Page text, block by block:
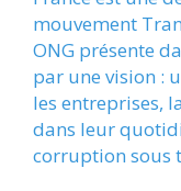
mouvement
ONG présente
par une vision :
les entreprises,
dans leur
corruption sous